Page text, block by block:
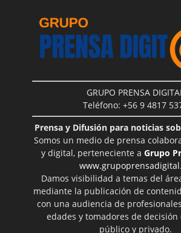
GRUPO PRENSA
Teléfono: +56 9 4817
Prensa y Difusión para noticias
Somos un medio de prensa
y digital, perteneciente a Grupo
Damos visibilidad a temas del
mediante la publicación de
con una audiencia de
edades y tomadores de
público y privado.